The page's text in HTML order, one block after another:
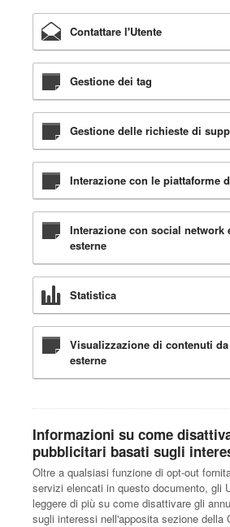
Contattare l'Utente
Gestione dei tag
Gestione delle richieste di
Interazione con le piattaforme
Interazione con social network
esterne
Statistica
Visualizzazione di contenuti
esterne
Informazioni su come
pubblicitari basati sugli
Oltre a qualsiasi funzione di opt-out
servizi elencati in questo documento, gli
leggere di più su come disattivare gli
sugli interessi nell'apposita sezione della